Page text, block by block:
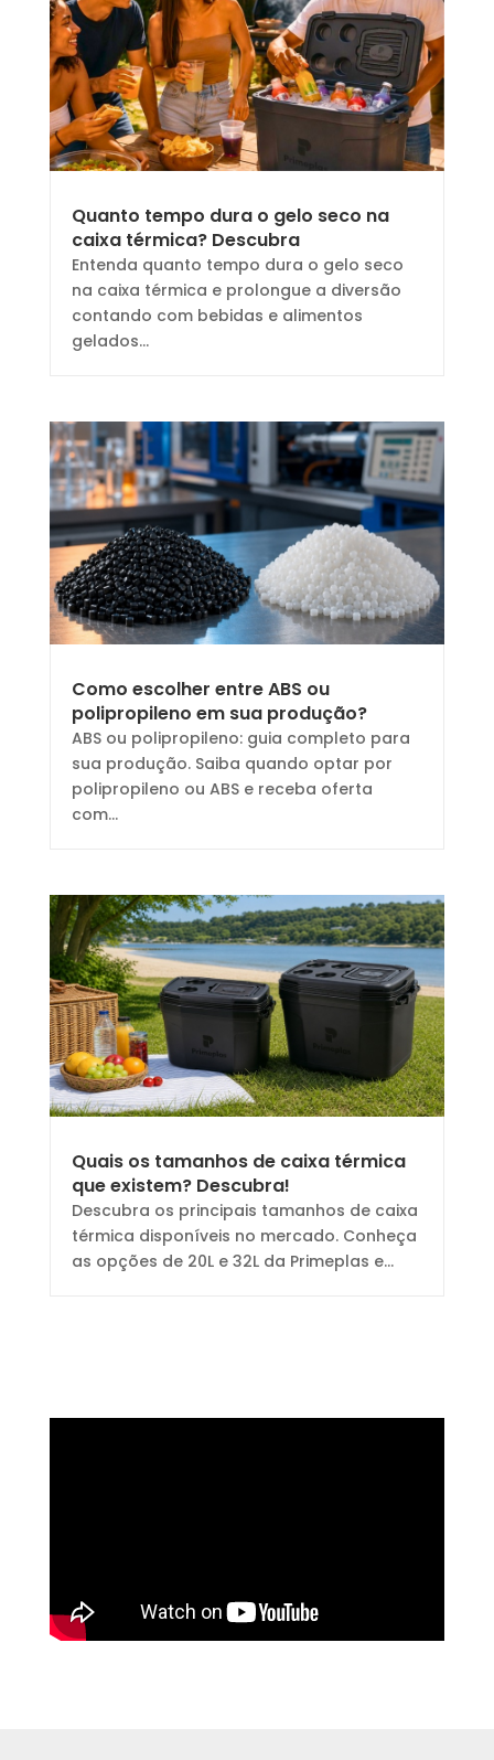
Quanto tempo dura o gelo seco na
caixa térmica? Descubra
Entenda quanto tempo dura o gelo seco
na caixa térmica e prolongue a diversão
contando com bebidas e alimentos
gelados...
Como escolher entre ABS ou
polipropileno em sua produção?
ABS ou polipropileno: guia completo para
sua produção. Saiba quando optar por
polipropileno ou ABS e receba oferta
com...
Quais os tamanhos de caixa térmica
que existem? Descubra!
Descubra os principais tamanhos de caixa
térmica disponíveis no mercado. Conheça
as opções de 20L e 32L da Primeplas e...